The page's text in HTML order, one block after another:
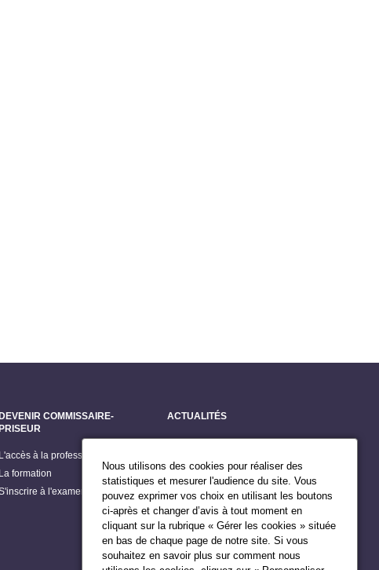
DEVENIR COMMISSAIRE-
PRISEUR
L'accès à la profession
La formation
à l'examen d'accès
ACTUALITÉS
Grands dossiers
Billets du Président
Publications
Agenda du Président
Nous utilisons des cookies pour réaliser des
statistiques et mesurer l'audience du site. Vous
pouvez exprimer vos choix en utilisant les boutons
ci-après et changer d’avis à tout moment en
cliquant sur la rubrique « Gérer les cookies » située
en bas de chaque page de notre site. Si vous
souhaitez en savoir plus sur comment nous